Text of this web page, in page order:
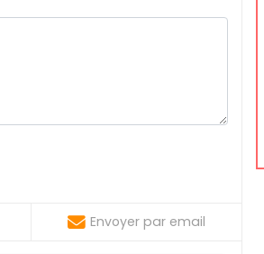
Envoyer par email